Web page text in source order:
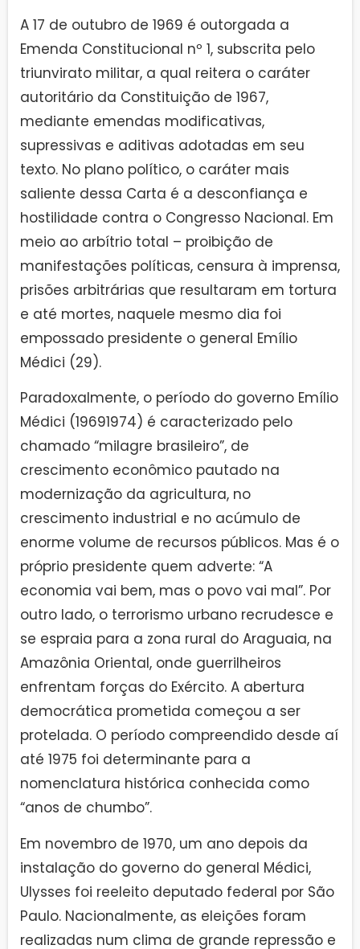
A 17 de outubro de 1969 é outorgada a
Emenda Constitucional nº 1, subscrita pelo
triunvirato militar, a qual reitera o caráter
autoritário da Constituição de 1967,
mediante emendas modificativas,
supressivas e aditivas adotadas em seu
texto. No plano político, o caráter mais
saliente dessa Carta é a desconfiança e
hostilidade contra o Congresso Nacional. Em
meio ao arbítrio total – proibição de
manifestações políticas, censura à imprensa,
prisões arbitrárias que resultaram em tortura
e até mortes, naquele mesmo dia foi
empossado presidente o general Emílio
Médici (29).
Paradoxalmente, o período do governo Emílio
Médici (19691974) é caracterizado pelo
chamado “milagre brasileiro”, de
crescimento econômico pautado na
modernização da agricultura, no
crescimento industrial e no acúmulo de
enorme volume de recursos públicos. Mas é o
próprio presidente quem adverte: “A
economia vai bem, mas o povo vai mal”. Por
outro lado, o terrorismo urbano recrudesce e
se espraia para a zona rural do Araguaia, na
Amazônia Oriental, onde guerrilheiros
enfrentam forças do Exército. A abertura
democrática prometida começou a ser
protelada. O período compreendido desde aí
até 1975 foi determinante para a
nomenclatura histórica conhecida como
“anos de chumbo”.
Em novembro de 1970, um ano depois da
instalação do governo do general Médici,
Ulysses foi reeleito deputado federal por São
Paulo. Nacionalmente, as eleições foram
realizadas num clima de grande repressão e